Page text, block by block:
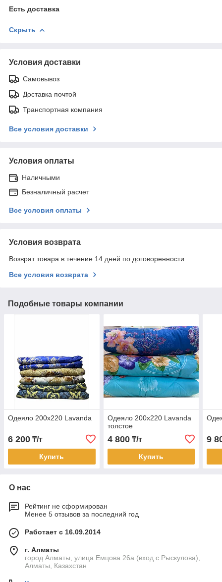
Есть доставка
Скрыть
Условия доставки
Самовывоз
Доставка почтой
Транспортная компания
Все условия доставки
Условия оплаты
Наличными
Безналичный расчет
Все условия оплаты
Условия возврата
Возврат товара в течение 14 дней по договоренности
Все условия возврата
Подобные товары компании
Одеяло 200х220 Lavanda
6 200 ₸/т
Купить
Одеяло 200х220 Lavanda
толстое
4 800₸/т
Купить
9
О нас
Рейтинг не сформирован
Менее 5 отзывов за последний год
Работает с 16.09.2014
г. Алматы
город Алматы, улица Емцова 26а (вход с Рыскулова),
Алматы, Казахстан